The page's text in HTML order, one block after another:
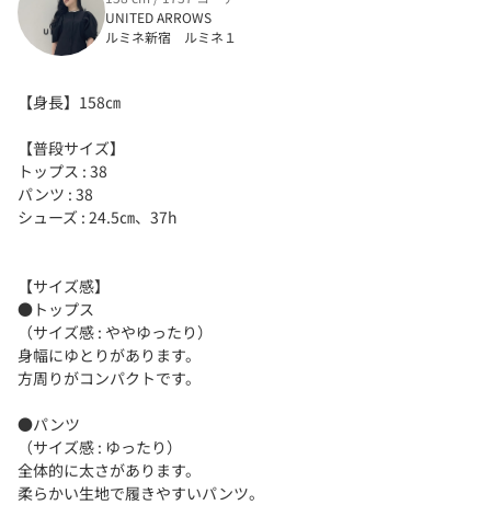
UNITED ARROWS
ルミネ新宿 ルミネ１
【身長】158㎝
【普段サイズ】
トップス : 38
パンツ : 38
シューズ : 24.5㎝、37h
【サイズ感】
●トップス
（サイズ感 : ややゆったり）
身幅にゆとりがあります。
方周りがコンパクトです。
●パンツ
（サイズ感 : ゆったり）
全体的に太さがあります。
柔らかい生地で履きやすいパンツ。